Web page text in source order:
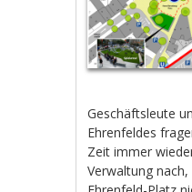
Geschäftsleute
Ehrenfeldes
Zeit immer
Verwaltung